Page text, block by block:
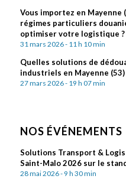
Vous importez en Mayenne
régimes particuliers
optimiser votre logistique ?
31 mars 2026 - 11 h 10 min
Quelles solutions de
industriels en Mayenne (53)
27 mars 2026 - 19 h 07 min
NOS ÉVÉNEMENTS
Solutions Transport &
Saint-Malo 2026 sur le
28 mai 2026 - 9 h 30 min